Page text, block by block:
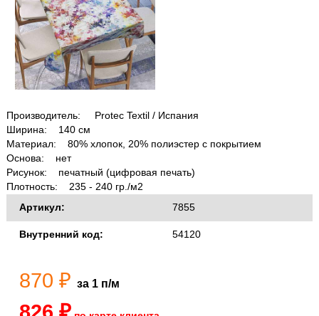
Производитель: Protec Textil / Испания
Ширина: 140 см
Материал: 80% хлопок, 20% полиэстер с покрытием
Основа: нет
Рисунок: печатный (цифровая печать)
Плотность: 235 - 240 гр./м2
Артикул:
7855
Внутренний код: 54120
870 ₽ за 1 п/м